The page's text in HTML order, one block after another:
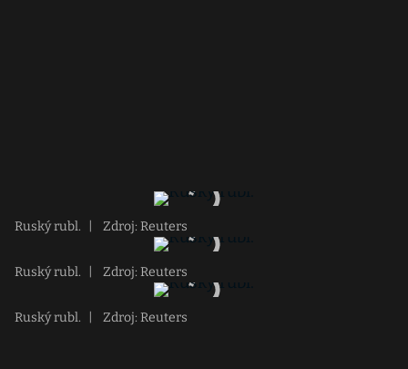
Ruský rubl. Zdroj: Reuters
Ruský rubl. Zdroj: Reuters
Ruský rubl. Zdroj: Reuters